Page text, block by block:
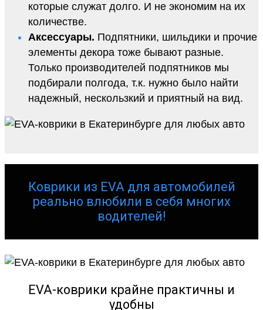
которые служат долго. И не экономим на их
количестве.
Аксессуары. Подпятники, шильдики и прочие
элементы декора тоже бывают разные.
Только производителей подпятников мы
подбирали полгода, т.к. нужно было найти
надежный, нескользкий и приятный на вид.
Коврики из EVA для автомобилей
реально влюбили в себя многих
водителей!
EVA-коврики крайне практичны и
удобны